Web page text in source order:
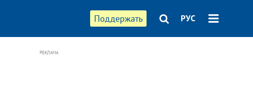
Поддержать РУС
РЕКЛАМА